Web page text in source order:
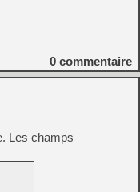
0 commentaire
Les champs